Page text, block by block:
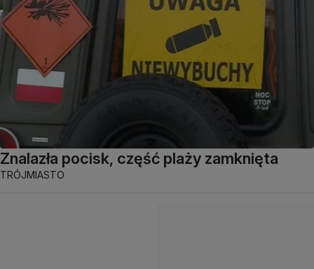
Znalazła pocisk, część plaży zamknięta
TRÓJMIASTO